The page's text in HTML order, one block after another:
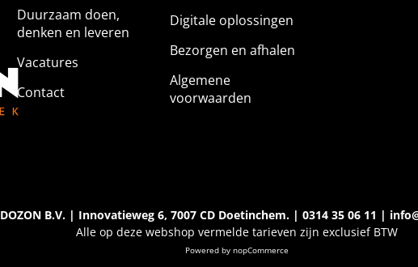
Duurzaam doen,
denken en leveren
Vacatures
Contact
Digitale oplossingen
Bezorgen en afhalen
Algemene
voorwaarden
DOZON B.V. | Innovatieweg 6, 7007 CD Doetinchem. | 0314 35 06 11 |
Alle op deze webshop vermelde tarieven zijn exclusief BTW
Powered by nopCommerce